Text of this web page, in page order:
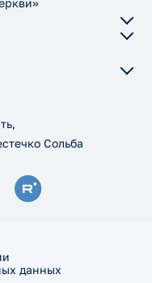
Сольба
данных